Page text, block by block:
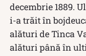
decembrie 1889.
i-a trăit în
alături de Tinca
alături până în